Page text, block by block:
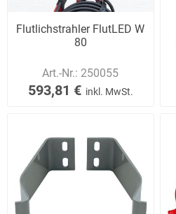
Flutlichstrahler FlutLED W
80
Art.-Nr.: 250055
593,81 € inkl. MwSt.